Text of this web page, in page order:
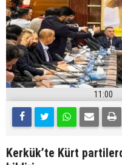
11:00
Kerkük’te Kürt